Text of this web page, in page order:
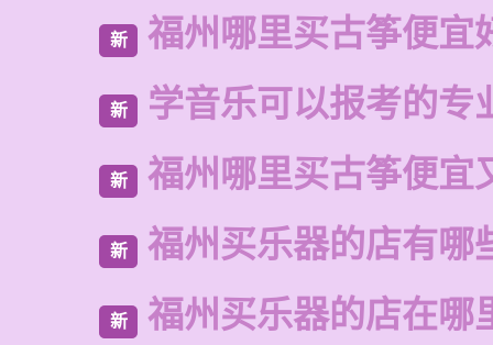
新 福州哪里买古筝便宜
新 学音乐可以报考的专
新 福州哪里买古筝便宜
新 福州买乐器的店有哪
新 福州买乐器的店在哪